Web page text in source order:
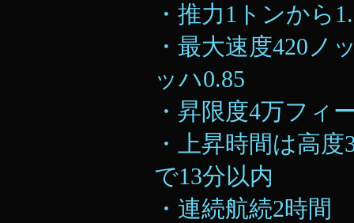
・推力1トンから
・最大速度420ノ
ッハ0.85
・昇限度4万フィ
・上昇時間は高
で13分以内
・連続航続2時間